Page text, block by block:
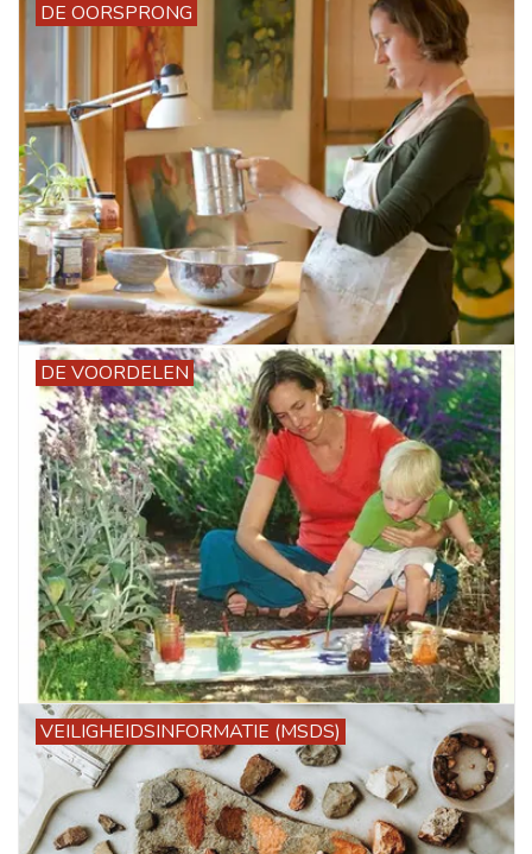
DE OORSPRONG
DE VOORDELEN
VEILIGHEIDSINFORMATIE (MSDS)